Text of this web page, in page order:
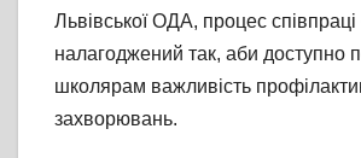
Львівської ОДА, процес співпраці
налагоджений так, аби доступно
школярам важливість
захворювань.